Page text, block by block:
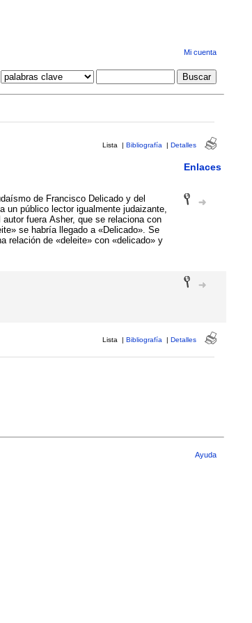
Mi cuenta
Lista | Bibliografía | Detalles
Enlaces
de Francisco Delicado y del
un público lector igualmente judaizante,
fuera Asher, que se relaciona con
se habría llegado a «Delicado». Se
relación de «deleite» con «delicado» y
Lista | Bibliografía | Detalles
Ayuda